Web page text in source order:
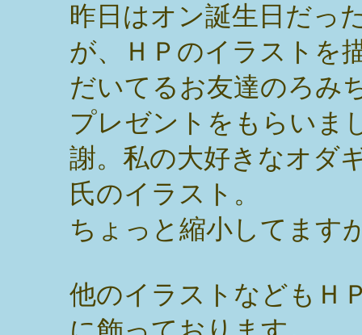
昨日はオン誕生日だっ
が、ＨＰのイラストを
だいてるお友達のろみ
プレゼントをもらいま
謝。私の大好きなオダ
氏のイラスト。
ちょっと縮小してます
他のイラストなどもＨ